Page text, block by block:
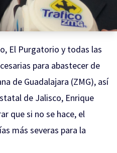
El Purgatorio y todas las
para abastecer de
de Guadalajara (ZMG), así
de Jalisco, Enrique
que si no se hace, el
más severas para la